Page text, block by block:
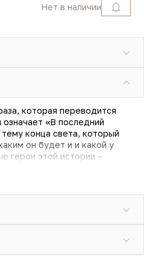
Нет в наличии
которая переводится
«В последний
конца света, который
он будет и и какой у
герои этой истории –
и адреналина создают
бобы тонка и
умиротворение, покой и